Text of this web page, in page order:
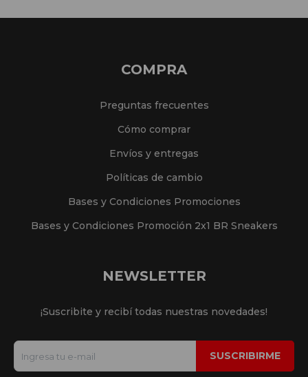
COMPRA
Preguntas frecuentes
Cómo comprar
Envíos y entregas
Políticas de cambio
Bases y Condiciones Promociones
Bases y Condiciones Promoción 2x1 BR Sneakers
NEWSLETTER
¡Suscribite y recibí todas nuestras novedades!
SUSCRIBIRME